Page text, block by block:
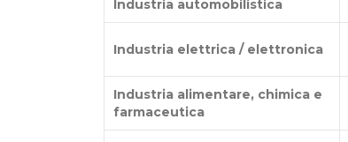
Industria automobilistica
Industria elettrica / elettronica
Industria alimentare, chimica e
farmaceutica